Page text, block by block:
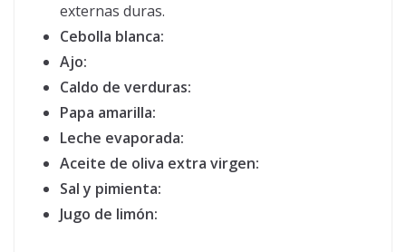
externas duras.
Cebolla blanca:
Ajo:
Caldo de verduras:
Papa amarilla:
Leche evaporada:
Aceite de oliva extra virgen:
Sal y pimienta:
Jugo de limón: